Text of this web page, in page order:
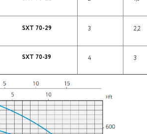
SXT 70-29 3 2,2
SXT 70-39 4 3